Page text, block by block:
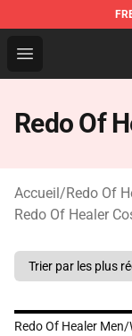
Open menu
Redo Of
Redo Of
Accueil/Redo Of
Redo Of Healer
Redo Of Healer